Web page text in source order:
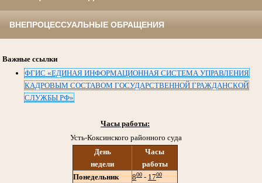
ВНЕПРОЦЕССУАЛЬНЫЕ ОБРАЩЕНИЯ
Важные ссылки
ФГИС «ЕДИНАЯ ИНФОРМАЦИОННАЯ СИСТЕМА УПРАВЛЕНИЯ
КАДРОВЫМ СОСТАВОМ ГОСУДАРСТВЕННОЙ ГРАЖДАНСКОЙ
СЛУЖБЫ РФ»
Часы работы:
Усть-Коксинского районного суда
День
недели
Часы
работы
Понедельник
800 - 1700